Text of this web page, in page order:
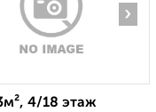
›
4/18 этаж